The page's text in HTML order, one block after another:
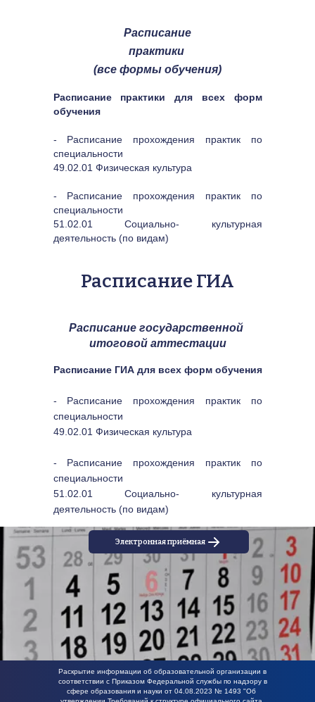
Расписание практики для всех форм
обучения
- Расписание прохождения практик по
специальности
49.02.01 Физическая культура
- Расписание прохождения практик по
специальности
51.02.01 Социально- культурная
деятельность (по видам)
Расписание
практики
(все формы обучения)
Расписание ГИА
Расписание ГИА для всех форм обучения
- Расписание прохождения практик по
специальности
49.02.01 Физическая культура
- Расписание прохождения практик по
специальности
51.02.01 Социально- культурная
деятельность (по видам)
Расписание государственной
итоговой аттестации
Электронная приёмная
Раскрытие информации об образовательной организации в
соответствии с Приказом Федеральной службы по надзору в
сфере образования и науки от 04.08.2023 № 1493 "Об